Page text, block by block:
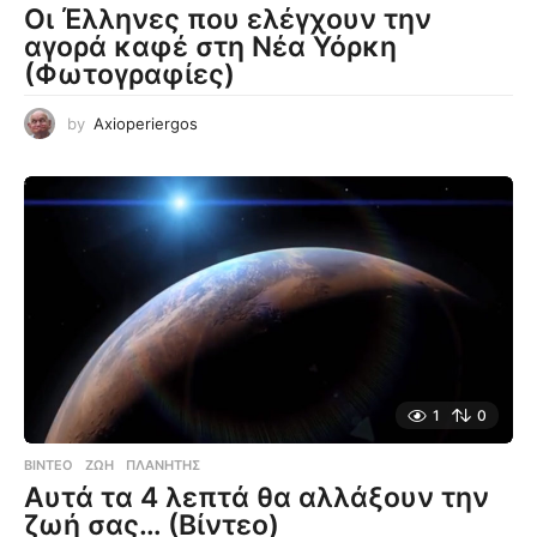
Οι Έλληνες που ελέγχουν την
αγορά καφέ στη Νέα Υόρκη
(Φωτογραφίες)
by Axioperiergos
1 0
ΒΊΝΤΕΟ ΖΩΉ ,ΠΛΑΝΉΤΗΣ
Αυτά τα 4 λεπτά θα αλλάξουν την
ζωή σας… (Βίντεο)